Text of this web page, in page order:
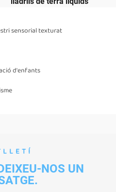
sensorial texturat
d'enfants
NOS UN